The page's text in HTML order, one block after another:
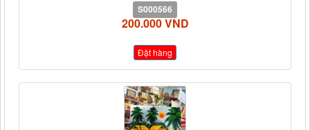
S000566
200.000 VND
Đặt hàng